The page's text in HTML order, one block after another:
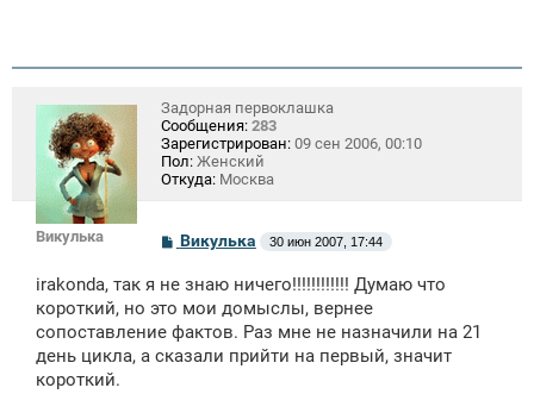
Викулька
Задорная первоклашка
Сообщения: 283
Зарегистрирован: 09 сен 2006, 00:10
Пол: Женский
Откуда: Москва
С
б
щ
е
н
и
Викулька 30 июн 2007, 17:44
irakonda, так я не знаю ничего!!!!!!!!!!!! Думаю что
короткий, но это мои домыслы, вернее
сопоставление фактов. Раз мне не назначили на 21
день цикла, а сказали прийти на первый, значит
короткий.